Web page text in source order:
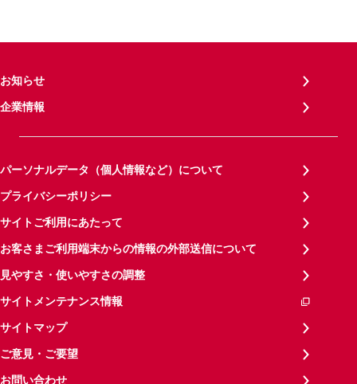
お知らせ
企業情報
パーソナルデータ（個人情報など）について
プライバシーポリシー
サイトご利用にあたって
お客さまご利用端末からの情報の外部送信について
見やすさ・使いやすさの調整
サイトメンテナンス情報
サイトマップ
ご意見・ご要望
お問い合わせ